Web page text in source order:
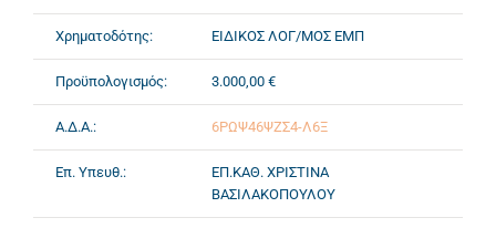
Χρηματοδότης: ΕΙΔΙΚΟΣ ΛΟΓ/ΜΟΣ ΕΜΠ
Προϋπολογισμός: 3.000,00 €
Α.Δ.Α.: 6ΡΩΨ46ΨΖΣ4-Λ6Ξ
Επ. Υπευθ.:
ΕΠ.ΚΑΘ. ΧΡΙΣΤΙΝΑ
ΒΑΣΙΛΑΚΟΠΟΥΛΟΥ